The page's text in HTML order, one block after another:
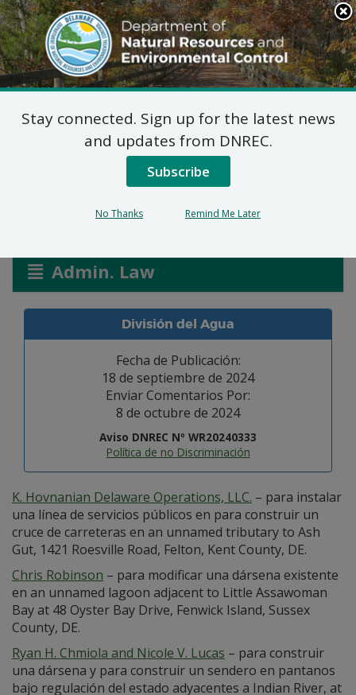
Search
This
Site
DNREC Menu
Solicitudes de Permiso
de Pantanos y Canales
Admin. Law
División del Agua
Fecha de Publicación:
18 de septiembre de 2024
Enviar Comentarios Por:
8 de octubre de 2024
Aviso DNREC Nº WR20240333
Política de no Discriminación
K. Hovnanian Delaware Operations, LLC. – para instalar
una línea de servicios públicos en para construir un
cruce de carreteras en an unnamed tributary to Ash
Gut, 1421 Roesville Road, Felton, Kent County, DE.
Chris Robinson – para modificar una dársena existente
en an unnamed lagoon adjacent to Little Assawoman
Bay at 48 Oyster Bay Drive, Fenwick Island, Sussex
County, DE.
Ryan H. Chmiola and Nicole V. Lucas – para construir
una dársena y para construir un sendero en pantanos
bajo regulación del estado adyacentes a Indian River, at
Stay connected. Sign up for the latest news
and updates from DNREC.
Subscribe
No Thanks Remind Me Later